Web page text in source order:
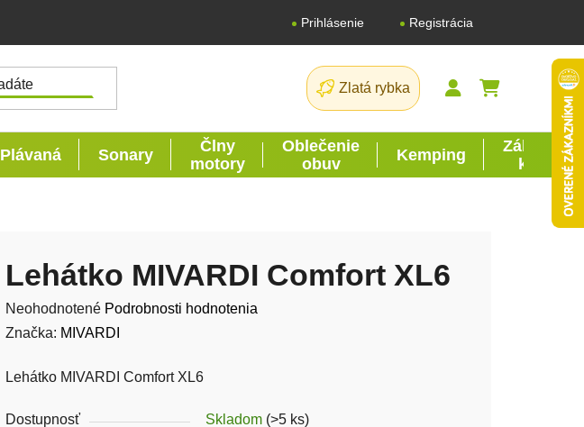
Prihlásenie Registrácia
Zlatá rybka
NÁKUPNÝ
Plávaná Sonary
Člny
motory
Oblečenie
obuv
Kemping
Záhrada
kutil
Lehátko MIVARDI Comfort XL6
Priemerné hodnotenie produktu je 0,0 z 5 hviezdičiek.
Neohodnotené Podrobnosti hodnotenia
Značka: MIVARDI
Lehátko MIVARDI Comfort XL6
Dostupnosť Skladom (>5 ks)